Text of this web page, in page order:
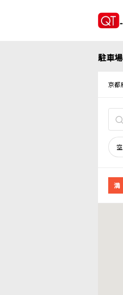
駐車
京都
満